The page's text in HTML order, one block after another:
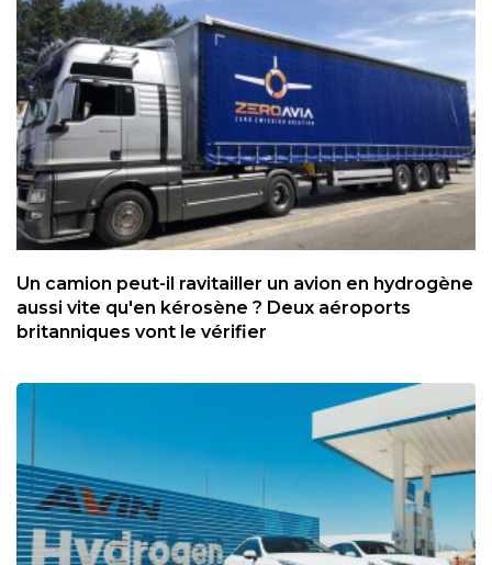
Un camion peut-il ravitailler un avion en hydrogène
aussi vite qu'en kérosène ? Deux aéroports
britanniques vont le vérifier